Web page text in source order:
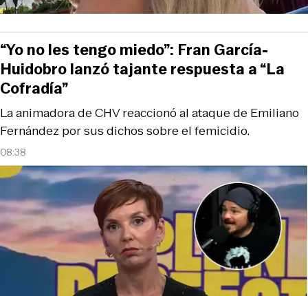
08:38
La animadora de CHV reaccionó al ataque de Emiliano
Fernández por sus dichos sobre el femicidio.
“Yo no les tengo miedo”: Fran García-
Huidobro lanzó tajante respuesta a “La
Cofradía”